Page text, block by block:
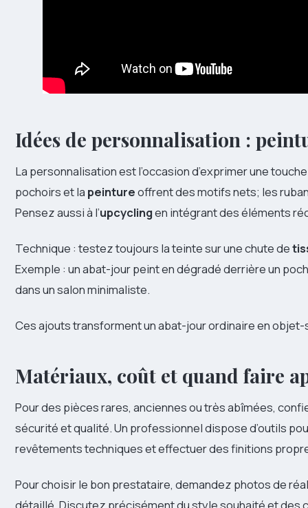
Idées de personnalisation :
La personnalisation est l’occasion d’exprimer une
pochoirs et la peintureoffrent des motifs nets; les
Pensez aussi à l’upcyclingen intégrant des éléments
Technique : testez toujours la teinte sur une chute de
Exemple : un abat-jour peint en dégradé derrière un
dans un salon minimaliste.
Ces ajouts transforment un abat-jour ordinaire en
Matériaux, coût et quand faire
Pour des pièces rares, anciennes ou très abîmées,
sécurité et qualité. Un professionnel dispose d’outils
revêtements techniques et effectuer des finitions
Pour choisir le bon prestataire, demandez photos de
détaillé. Discutez précisément du style souhaité et des